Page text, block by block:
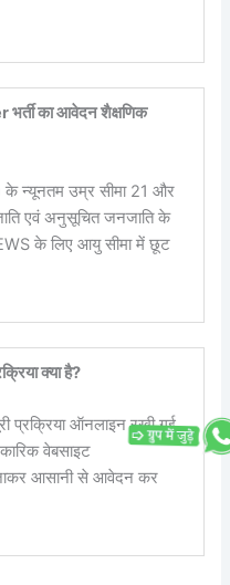
का आवेदन शैक्षणिक
के न्यूनतम उम्र सीमा 21 और
एवं अनुसूचित जनजाति के
के लिए आयु सीमा में छूट
क्या है?
प्रक्रिया ऑनलाइन रखी गई
वेबसाइट
आसानी से आवेदन कर